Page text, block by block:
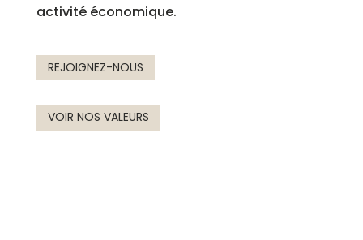
activité économique.
REJOIGNEZ-NOUS
VOIR NOS VALEURS